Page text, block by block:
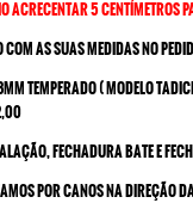
ACRECENTAR 5 CENTÍMETROS
AS SUAS MEDIDAS NO
TEMPERADO ( MODELO
FECHADURA BATE E
POR CANOS NA DIREÇÃO